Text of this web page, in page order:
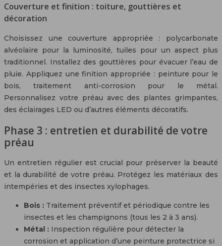
Couverture et finition : toiture, gouttières et
décoration
Choisissez une couverture appropriée : polycarbonate
alvéolaire pour la luminosité, tuiles pour un aspect plus
traditionnel. Installez des gouttières pour évacuer l’eau de
pluie. Appliquez une finition appropriée : peinture pour le
bois, traitement anti-corrosion pour le métal.
Personnalisez votre préau avec des plantes grimpantes,
des éclairages LED ou d’autres éléments décoratifs.
Phase 3 : entretien et durabilité de votre
préau
Un entretien régulier est crucial pour préserver la beauté
et la durabilité de votre préau. Protégez les matériaux des
intempéries et des insectes xylophages.
Bois : Traitement préventif et périodique contre les
insectes et les champignons (tous les 2 à 3 ans).
Métal : Inspection régulière pour détecter la
corrosion et application d’une peinture protectrice si